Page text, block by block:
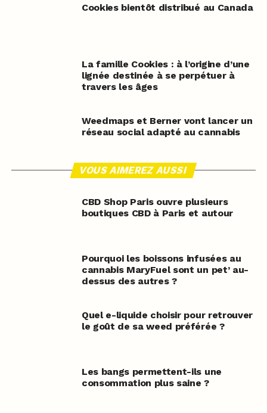
Cookies bientôt distribué au Canada
La famille Cookies : à l’origine d’une
lignée destinée à se perpétuer à
travers les âges
Weedmaps et Berner vont lancer un
réseau social adapté au cannabis
VOUS AIMEREZ AUSSI
CBD Shop Paris ouvre plusieurs
boutiques CBD à Paris et autour
Pourquoi les boissons infusées au
cannabis MaryFuel sont un pet’ au-
dessus des autres ?
Quel e-liquide choisir pour retrouver
le goût de sa weed préférée ?
Les bangs permettent-ils une
consommation plus saine ?